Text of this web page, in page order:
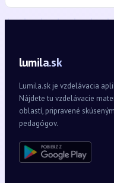
lumila.sk
Lumila.sk je vzdelávacia
Nájdete tu vzdelávacie
oblastí, pripravené
pedagógov.